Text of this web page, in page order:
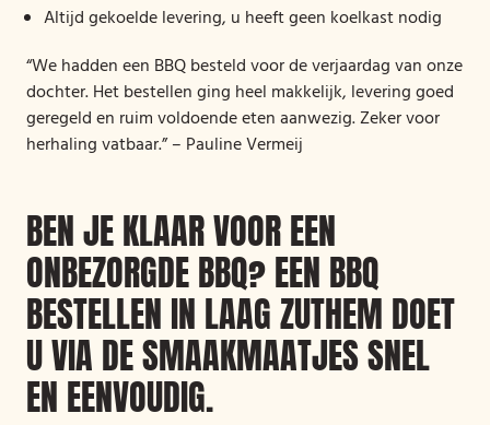
Altijd gekoelde levering, u heeft geen koelkast nodig
“We hadden een BBQ besteld voor de verjaardag van onze
dochter. Het bestellen ging heel makkelijk, levering goed
geregeld en ruim voldoende eten aanwezig. Zeker voor
herhaling vatbaar.” – Pauline Vermeij
BEN JE KLAAR VOOR EEN
ONBEZORGDE BBQ? EEN BBQ
BESTELLEN IN LAAG ZUTHEM DOET
U VIA DE SMAAKMAATJES SNEL
EN EENVOUDIG.